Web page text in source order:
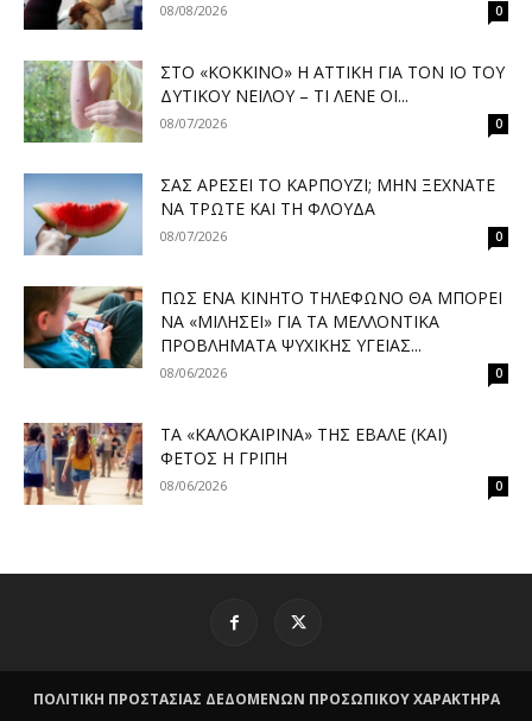
08/08/2026 0
ΣΤΟ «ΚΌΚΚΙΝΟ» Η ΑΤΤΙΚΉ ΓΙΑ ΤΟΝ ΙΌ ΤΟΥ
ΔΥΤΙΚΟΎ ΝΕΊΛΟΥ – ΤΙ ΛΈΝΕ ΟΙ...
08/07/2026 0
ΣΑΣ ΑΡΈΣΕΙ ΤΟ ΚΑΡΠΟΎΖΙ; ΜΗΝ ΞΕΧΝΆΤΕ
ΝΑ ΤΡΏΤΕ ΚΑΙ ΤΗ ΦΛΟΎΔΑ
08/07/2026 0
ΠΏΣ ΈΝΑ ΚΙΝΗΤΌ ΤΗΛΈΦΩΝΟ ΘΑ ΜΠΟΡΕΊ
ΝΑ «ΜΙΛΉΣΕΙ» ΓΙΑ ΤΑ ΜΕΛΛΟΝΤΙΚΆ
ΠΡΟΒΛΉΜΑΤΑ ΨΥΧΙΚΉΣ ΥΓΕΊΑΣ...
08/06/2026 0
ΤΑ «ΚΑΛΟΚΑΙΡΙΝΆ» ΤΗΣ ΈΒΑΛΕ (ΚΑΙ)
ΦΈΤΟΣ Η ΓΡΊΠΗ
08/06/2026 0
ΠΟΛΙΤΙΚΗ ΠΡΟΣΤΑΣΙΑΣ ΔΕΔΟΜΕΝΩΝ ΠΡΟΣΩΠΙΚΟΥ ΧΑΡΑΚΤΗΡΑ